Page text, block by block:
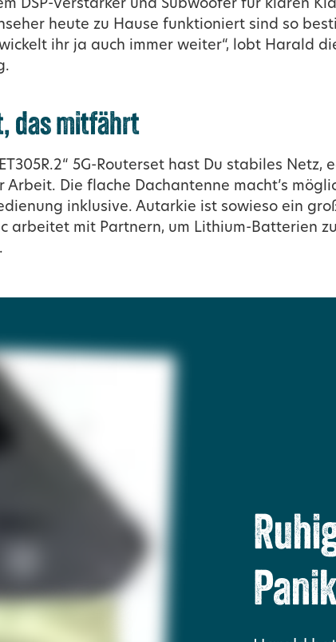
DSP-Verstärker und Subwoofer für klaren
heute zu Hause funktioniert sind so
ihr ja auch immer weiter“, lobt Harald
das mitfährt
5G-Routerset hast Du stabiles Netz,
Arbeit. Die flache Dachantenne macht’s
inklusive. Autarkie ist sowieso ein
arbeitet mit Partnern, um Lithium-Batterien zu